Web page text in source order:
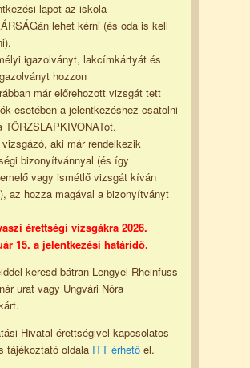
lapot az iskola
lehet kérni (és oda is kell
igazolványt, lakcímkártyát és
hozzon
már előrehozott vizsgát tett
esetében a jelentkezéshez csatolni
TÖRZSLAPKIVONATot.
aki már rendelkezik
bizonyítvánnyal (és így
vagy ismétlő vizsgát kíván
az hozza magával a bizonyítványt
érettségi vizsgákra 2026.
15. a jelentkezési határidő.
keresd bátran Lengyel-Rheinfuss
urat vagy Ungvári Nóra
Hivatal érettségivel kapcsolatos
tájékoztató oldala ITT érhetőel.